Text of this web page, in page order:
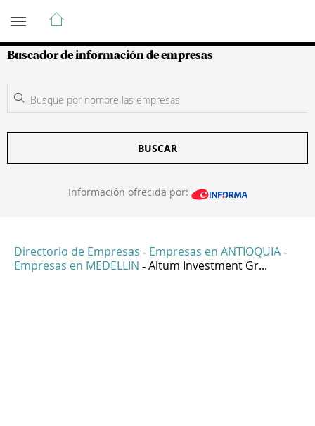
Guía de Empresas Colombianas
Buscador de información de empresas
BUSCAR
Información ofrecida por:
Directorio de Empresas - Empresas en ANTIOQUIA -
Empresas en MEDELLIN - Altum Investment Gr...